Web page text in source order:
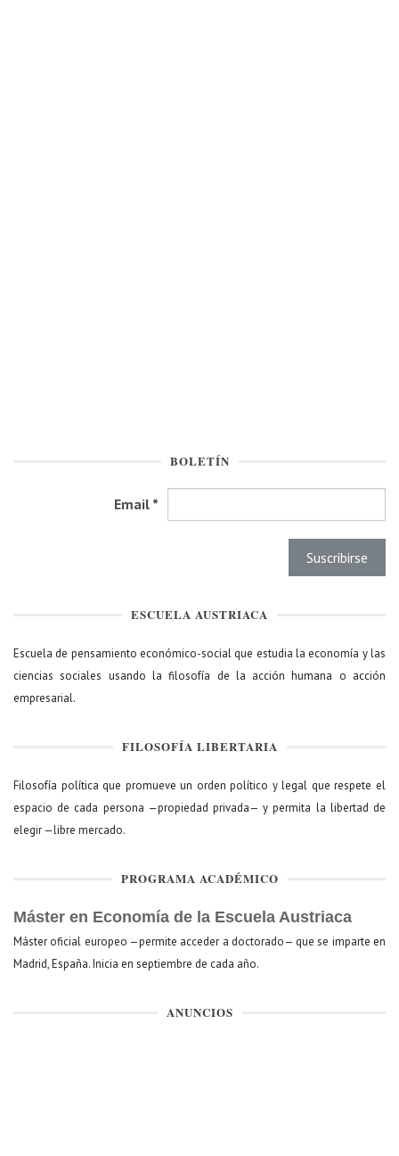
BOLETÍN
Email *
ESCUELA AUSTRIACA
Escuela de pensamiento económico-social que estudia la economía y las
ciencias sociales usando la filosofía de la acción humana o acción
empresarial.
FILOSOFÍA LIBERTARIA
Filosofía política que promueve un orden político y legal que respete el
espacio de cada persona —propiedad privada— y permita la libertad de
elegir —libre mercado.
PROGRAMA ACADÉMICO
Máster en Economía de la Escuela Austriaca
Máster oficial europeo —permite acceder a doctorado— que se imparte en
Madrid, España. Inicia en septiembre de cada año.
ANUNCIOS